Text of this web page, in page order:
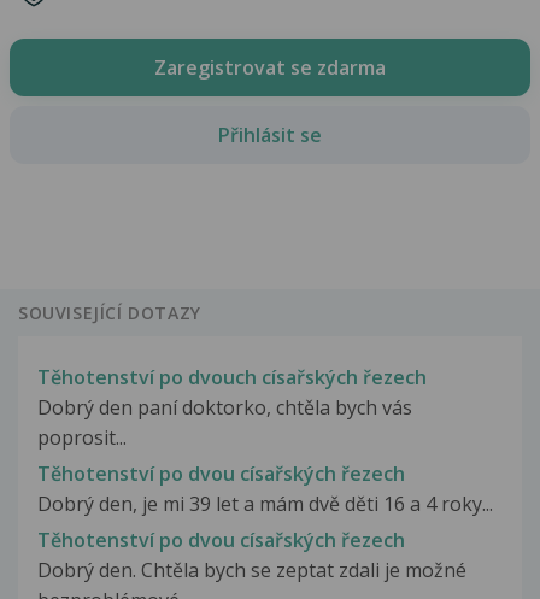
Zaregistrovat se zdarma
Přihlásit se
SOUVISEJÍCÍ DOTAZY
Těhotenství po dvouch císařských řezech
Dobrý den paní doktorko, chtěla bych vás
poprosit...
Těhotenství po dvou císařských řezech
Dobrý den, je mi 39 let a mám dvě děti 16 a 4 roky...
Těhotenství po dvou císařských řezech
Dobrý den. Chtěla bych se zeptat zdali je možné